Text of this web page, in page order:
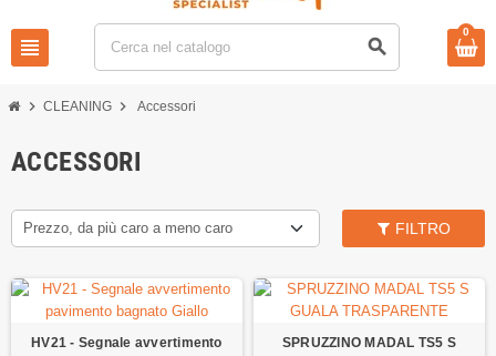
view_headline search
0
chevron_right CLEANING chevron_right Accessori
ACCESSORI
Prezzo, da più caro a meno caro FILTRO
HV21 - Segnale avvertimento
SPRUZZINO MADAL TS5 S